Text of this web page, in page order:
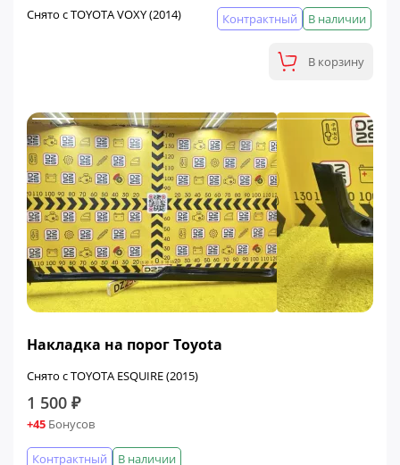
Снято с TOYOTA VOXY (2014) В наличии
Контрактный
В корзину
Накладка на порог Toyota
Снято с TOYOTA ESQUIRE (2015)
1 500 ₽
+45 Бонусов
В наличии
Контрактный